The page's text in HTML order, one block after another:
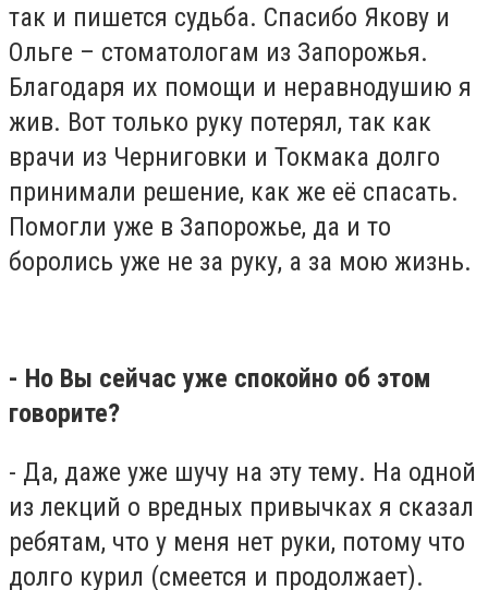
так и пишется судьба. Спасибо Якову и
Ольге – стоматологам из Запорожья.
Благодаря их помощи и неравнодушию я
жив. Вот только руку потерял, так как
врачи из Черниговки и Токмака долго
принимали решение, как же её спасать.
Помогли уже в Запорожье, да и то
боролись уже не за руку, а за мою жизнь.
- Но Вы сейчас уже спокойно об этом
говорите?
- Да, даже уже шучу на эту тему. На одной
из лекций о вредных привычках я сказал
ребятам, что у меня нет руки, потому что
долго курил (смеется и продолжает).